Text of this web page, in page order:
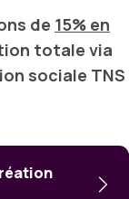
de 15% en
totale via
sociale TNS